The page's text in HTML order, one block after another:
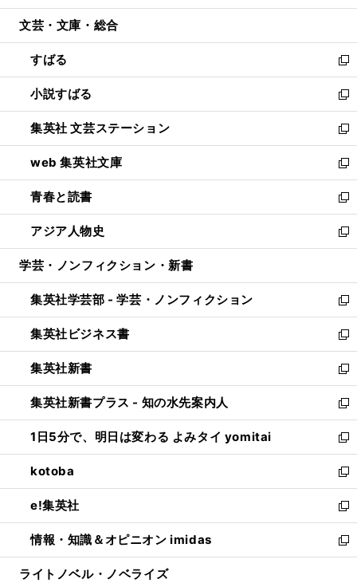
開
ウ
開
く
ン
ウ
で
開
く
ウ
ン
ド
ウ
で
開
く
文芸・文庫・総合
すばる
新
し
い
ウ
ィ
ン
ド
ウ
で
開
く
小説すばる
新
し
い
ウ
ィ
ン
ド
ウ
で
開
集英社 文芸ステーション
新
し
い
ウ
ィ
ン
ド
ウ
開
く
web 集英社文庫
新
し
い
ウ
ィ
ン
ウ
で
開
く
青春と読書
新
し
い
ウ
ン
ド
ウ
で
開
く
アジア人物史
新
し
ウ
ィ
ン
ド
ウ
で
開
く
学芸・ノンフィクション・新書
集英社学芸部 - 学芸・ノンフィクション
新
し
い
ウ
ィ
ン
ド
ウ
で
開
く
集英社ビジネス書
新
し
い
ウ
ィ
ン
ド
ウ
で
開
く
集英社新書
新
し
い
ウ
ィ
ン
ド
ウ
で
開
く
集英社新書プラス - 知の水先案内人
新
し
い
ウ
ィ
ン
ド
ウ
で
開
1日5分で、明日は変わる よみタイ yomitai
新
し
い
ウ
ィ
ン
ド
ウ
kotoba
新
し
い
ウ
ィ
ン
e!集英社
新
し
い
ウ
情報・知識＆オピニオン imidas
新
し
ライトノベル・ノベライズ